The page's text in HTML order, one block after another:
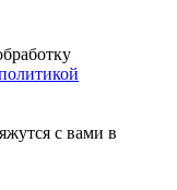
с вами в